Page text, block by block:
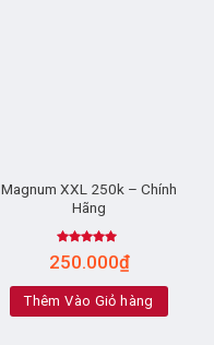
Magnum XXL 250k – Chính
Hãng
Rated4.90
out of 5
250.000₫
Thêm Vào Giỏ hàng